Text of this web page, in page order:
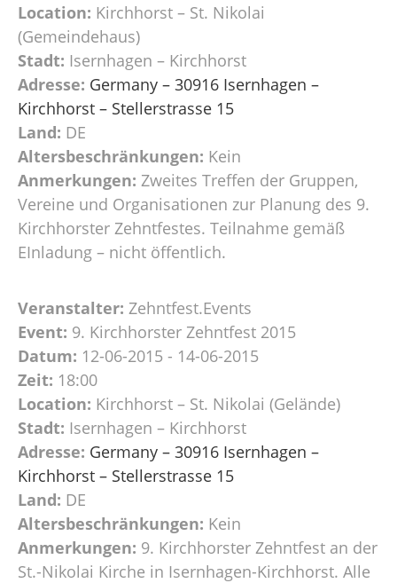
Location: Kirchhorst – St. Nikolai
(Gemeindehaus)
Stadt: Isernhagen – Kirchhorst
Adresse: Germany – 30916 Isernhagen –
Kirchhorst – Stellerstrasse 15
Land: DE
Altersbeschränkungen: Kein
Anmerkungen: Zweites Treffen der Gruppen,
Vereine und Organisationen zur Planung des 9.
Kirchhorster Zehntfestes. Teilnahme gemäß
EInladung – nicht öffentlich.
Veranstalter: Zehntfest.Events
Event: 9. Kirchhorster Zehntfest 2015
Datum: 12-06-2015 - 14-06-2015
Zeit: 18:00
Location: Kirchhorst – St. Nikolai (Gelände)
Stadt: Isernhagen – Kirchhorst
Adresse: Germany – 30916 Isernhagen –
Kirchhorst – Stellerstrasse 15
Land: DE
Altersbeschränkungen: Kein
Anmerkungen: 9. Kirchhorster Zehntfest an der
St.-Nikolai Kirche in Isernhagen-Kirchhorst. Alle